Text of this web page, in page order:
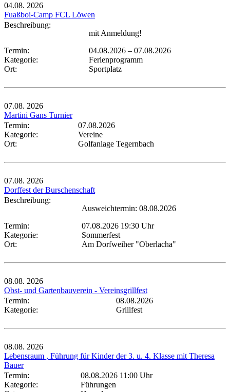
04.08. 2026
Fuaßboi-Camp FCL Löwen
Beschreibung:
mit Anmeldung!
Termin:
04.08.2026 – 07.08.2026
Kategorie:
Ferienprogramm
Ort:
Sportplatz
07.08. 2026
Martini Gans Turnier
Termin:
07.08.2026
Kategorie:
Vereine
Ort:
Golfanlage Tegernbach
07.08. 2026
Dorffest der Burschenschaft
Beschreibung:
Ausweichtermin: 08.08.2026
Termin:
07.08.2026 19:30 Uhr
Kategorie:
Sommerfest
Ort:
Am Dorfweiher "Oberlacha"
08.08. 2026
Obst- und Gartenbauverein - Vereinsgrillfest
Termin:
08.08.2026
Kategorie:
Grillfest
08.08. 2026
Lebensraum , Führung für Kinder der 3. u. 4. Klasse mit Theresa
Bauer
Termin:
08.08.2026 11:00 Uhr
Kategorie:
Führungen